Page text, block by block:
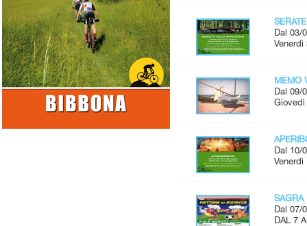
Dal 03/
MEMO
Dal 09/
Dal 10/
SAGRA
Dal 07/
DAL 7